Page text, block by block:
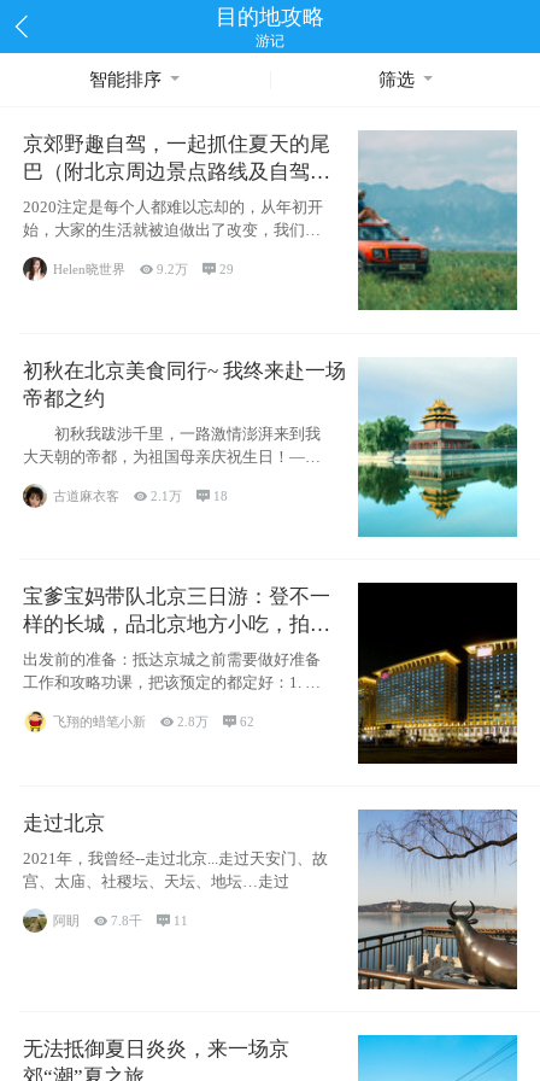
目的地攻略
游记
智能排序 筛选
京郊野趣自驾，一起抓住夏天的尾
巴（附北京周边景点路线及自驾攻
略）
2020注定是每个人都难以忘却的，从年初开
始，大家的生活就被迫做出了改变，我们也
不例外。本来双双辞职是为
Helen晓世界 9.2万 29
初秋在北京美食同行~ 我终来赴一场
帝都之约
初秋我跋涉千里，一路激情澎湃来到我
大天朝的帝都，为祖国母亲庆祝生日！——
古道麻衣客 2.1万  18
宝爹宝妈带队北京三日游：登不一
样的长城，品北京地方小吃，拍盘
古七星夜景！
出发前的准备：抵达京城之前需要做好准备
工作和攻略功课，把该预定的都定好：1. 酒
飞翔的蜡笔小新 2.8万 62
走过北京
2021年，我曾经--走过北京...走过天安门、故
宫、太庙、社稷坛、天坛、地坛…走过
阿眀 7.8千  11
无法抵御夏日炎炎，来一场京